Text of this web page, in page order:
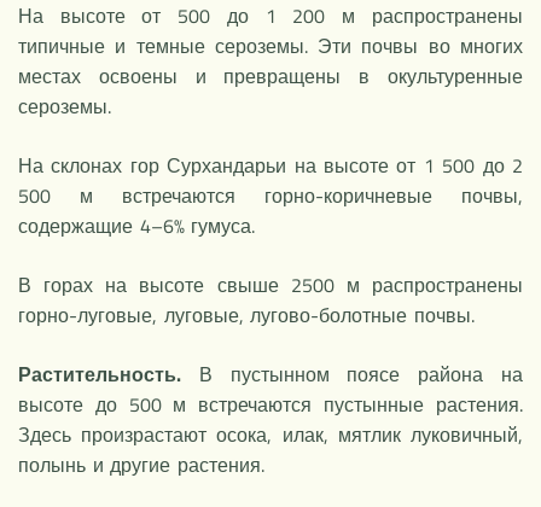
На высоте от 500 до 1 200 м распространены
типичные и темные сероземы. Эти почвы во многих
местах освоены и превращены в окультуренные
сероземы.
На склонах гор Сурхандарьи на высоте от 1 500 до 2
500 м встречаются горно-коричневые почвы,
содержащие 4–6% гумуса.
В горах на высоте свыше 2500 м распространены
горно-луговые, луговые, лугово-болотные почвы.
Растительность. В пустынном поясе района на
высоте до 500 м встречаются пустынные растения.
Здесь произрастают осока, илак, мятлик луковичный,
полынь и другие растения.